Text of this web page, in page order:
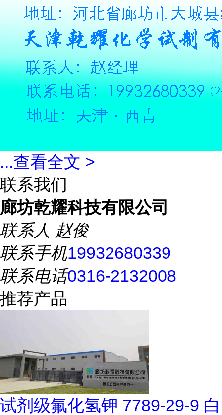
...查看全文 >
联系我们
廊坊乾耀科技有限公司
联系人 赵俊
联系手机19932680339
联系电话0316-2132008
推荐产品
试剂级氟化氢钾 7789-29-9 白